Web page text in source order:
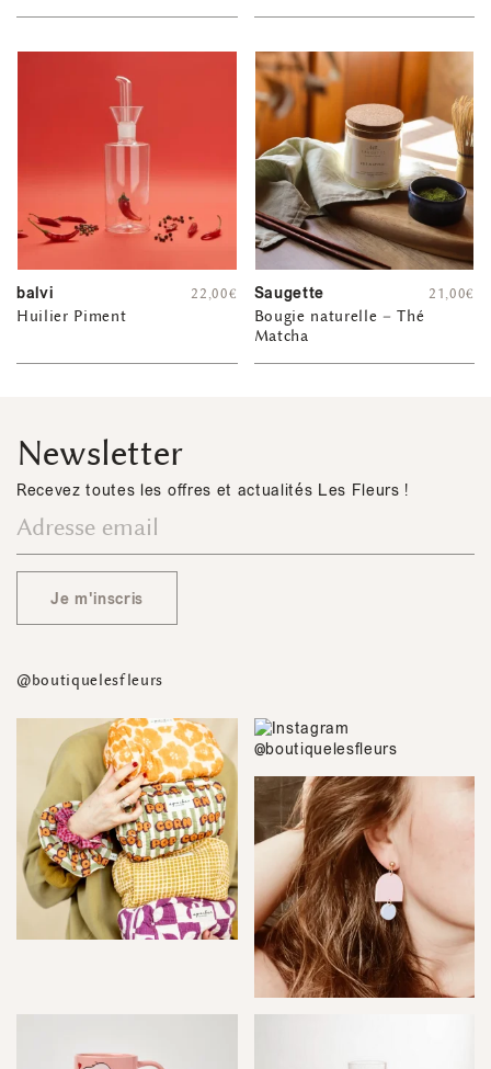
balvi
Huilier Piment
22,00€ Saugette
Bougie naturelle – Thé
Matcha
21,00€
Newsletter
Recevez toutes les offres et actualités Les Fleurs !
Je m'inscris
@boutiquelesfleurs